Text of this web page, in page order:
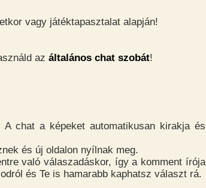
vagy játéktapasztalat alapján!
azáltalános chat szobát!
chat a képeket automatikusan kirakja és
és új oldalon nyílnak meg.
való válaszadáskor, így a komment írója
és Te is hamarabb kaphatsz választ rá.